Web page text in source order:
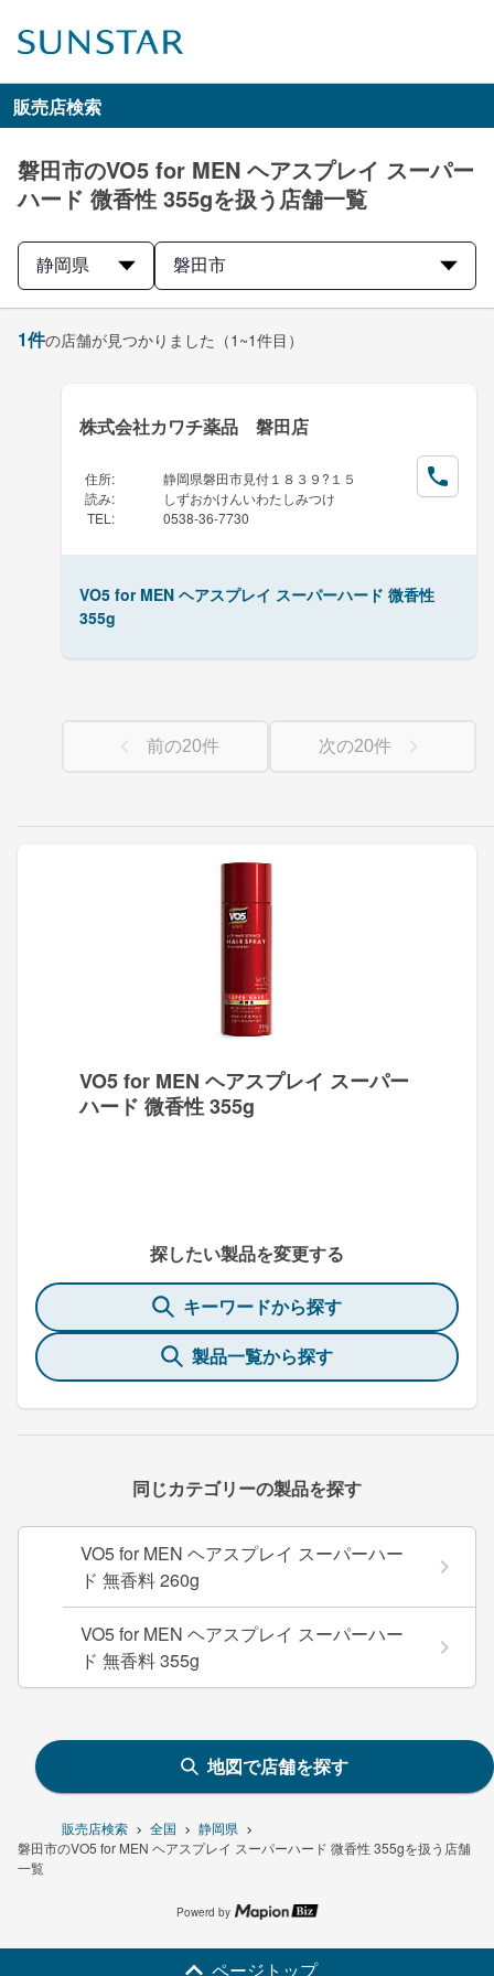
販売店検索 全国
静岡県
磐田市のVO5 for MEN ヘアスプレイ スーパーハード 微香性 355gを扱う店舗
一覧
販売店検索
磐田市のVO5 for MEN ヘアスプレイ スーパー
ハード 微香性 355gを扱う店舗一覧
静岡県 磐田市
VO5 for MEN ヘアスプレイ スーパー
ハード 微香性 355g
探したい製品を変更する
キーワードから探す
製品一覧から探す
同じカテゴリーの製品を探す
VO5 for MEN ヘアスプレイ スーパーハー
ド 無香料 260g
VO5 for MEN ヘアスプレイ スーパーハー
ド 無香料 355g
1件の店舗が見つかりました （1~1件目）
株式会社カワチ薬品 磐田店
住所:
静岡県磐田市見付１８３９?１５
読み:
しずおかけんいわたしみつけ
TEL : 0538-36-7730
VO5 for MEN ヘアスプレイ スーパーハード 微香性
355g
前の20件 次の20件
地図で店舗を探す
Powerd by
ページトップ